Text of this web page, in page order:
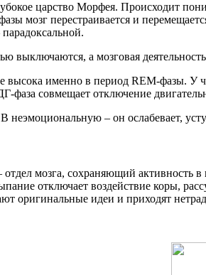
царство Морфея. Происходит
мозг перестраивается и
а мозговая деятельность
высока именно в период REM-фазы. У
фаза совмещает отключение
неэмоциональную – он ослабевает,
мозга, сохраняющий активность
отключает воздействие коры,
оригинальные идеи и приходят